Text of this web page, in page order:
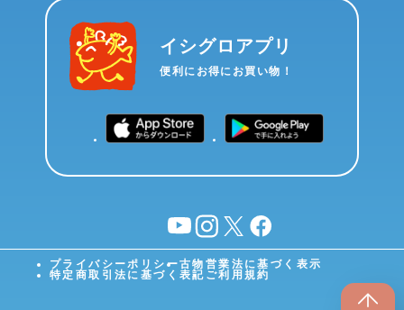
イシグロアプリ
便利にお得にお買い物！
YouTubeinstagram
X facebook
プライバシーポリシー古物営業法に基づく表示
特定商取引法に基づく表記 ご利用規約